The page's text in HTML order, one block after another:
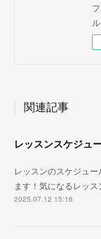
関連記事
レッスンスケジュ
レッスンのスケジュ
ます！気になるレッ
2025.07.12 15:16